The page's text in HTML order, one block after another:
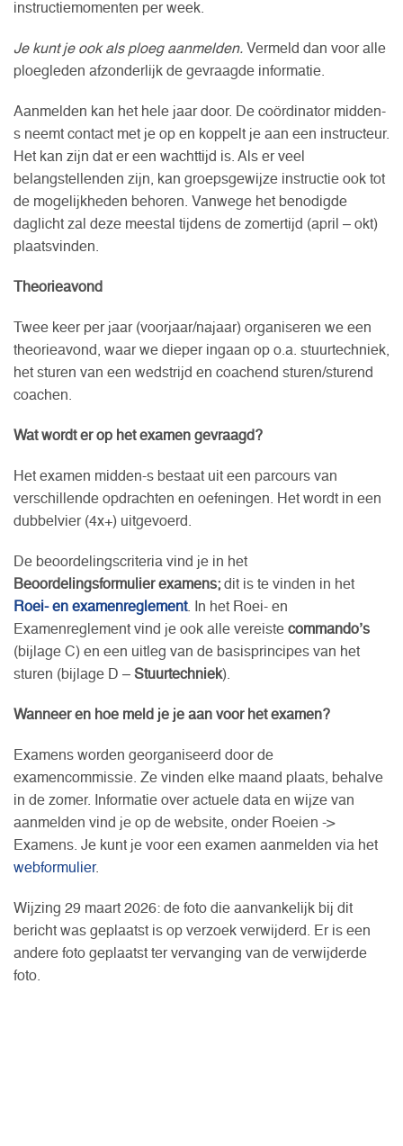
instructiemomenten per week.
Je kunt je ook als ploeg aanmelden. Vermeld dan voor alle
ploegleden afzonderlijk de gevraagde informatie.
Aanmelden kan het hele jaar door. De coördinator midden-
s neemt contact met je op en koppelt je aan een instructeur.
Het kan zijn dat er een wachttijd is. Als er veel
belangstellenden zijn, kan groepsgewijze instructie ook tot
de mogelijkheden behoren. Vanwege het benodigde
daglicht zal deze meestal tijdens de zomertijd (april – okt)
plaatsvinden.
Theorieavond
Twee keer per jaar (voorjaar/najaar) organiseren we een
theorieavond, waar we dieper ingaan op o.a. stuurtechniek,
het sturen van een wedstrijd en coachend sturen/sturend
coachen.
Wat wordt er op het examen gevraagd?
Het examen midden-s bestaat uit een parcours van
verschillende opdrachten en oefeningen. Het wordt in een
dubbelvier (4x+) uitgevoerd.
De beoordelingscriteria vind je in het
Beoordelingsformulier examens; dit is te vinden in het
Roei- en examenreglement. In het Roei- en
Examenreglement vind je ook alle vereiste commando’s
(bijlage C) en een uitleg van de basisprincipes van het
sturen (bijlage D – Stuurtechniek).
Wanneer en hoe meld je je aan voor het examen?
Examens worden georganiseerd door de
examencommissie. Ze vinden elke maand plaats, behalve
in de zomer. Informatie over actuele data en wijze van
aanmelden vind je op de website, onder Roeien ->
Examens. Je kunt je voor een examen aanmelden via het
webformulier.
Wijzing 29 maart 2026: de foto die aanvankelijk bij dit
bericht was geplaatst is op verzoek verwijderd. Er is een
andere foto geplaatst ter vervanging van de verwijderde
foto.